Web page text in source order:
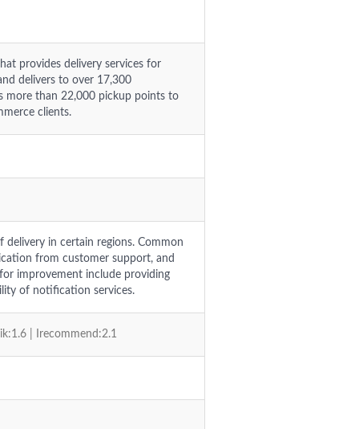
provides delivery services for
delivers to over 17,300
more than 22,000 pickup points to
clients.
in certain regions. Common
from customer support, and
improvement include providing
of notification services.
| Irecommend:2.1